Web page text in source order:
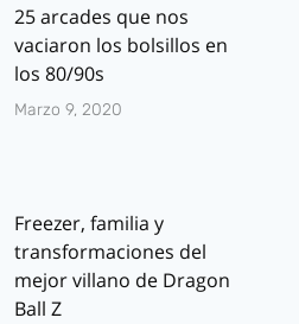
25 arcades que nos
vaciaron los bolsillos en
los 80/90s
Marzo 9, 2020
Freezer, familia y
transformaciones del
mejor villano de Dragon
Ball Z